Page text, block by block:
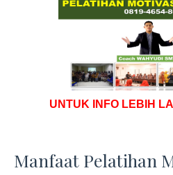
UNTUK INFO LEBIH
Manfaat Pelatihan